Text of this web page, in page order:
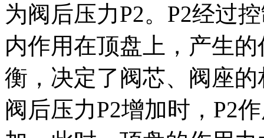
为阀后压力P2。P2经过
内作用在顶盘上，产生
衡，决定了阀芯、阀座
阀后压力P2增加时，P2